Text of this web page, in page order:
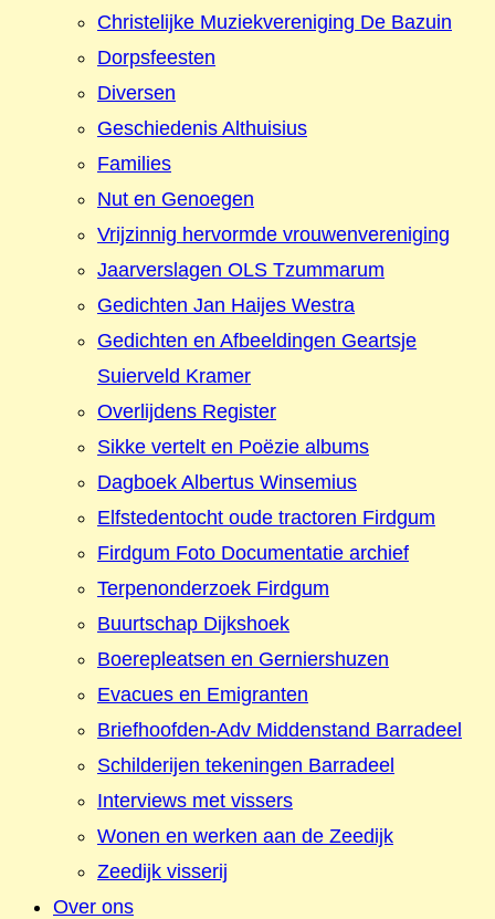
Christelijke Muziekvereniging De Bazuin
Dorpsfeesten
Diversen
Geschiedenis Althuisius
Families
Nut en Genoegen
Vrijzinnig hervormde vrouwenvereniging
Jaarverslagen OLS Tzummarum
Gedichten Jan Haijes Westra
Gedichten en Afbeeldingen Geartsje
Suierveld Kramer
Overlijdens Register
Sikke vertelt en Poëzie albums
Dagboek Albertus Winsemius
Elfstedentocht oude tractoren Firdgum
Firdgum Foto Documentatie archief
Terpenonderzoek Firdgum
Buurtschap Dijkshoek
Boerepleatsen en Gerniershuzen
Evacues en Emigranten
Briefhoofden-Adv Middenstand Barradeel
Schilderijen tekeningen Barradeel
Interviews met vissers
Wonen en werken aan de Zeedijk
Zeedijk visserij
Over ons